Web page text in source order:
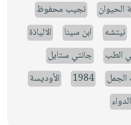
الحيوان
نجيب محفوظ
نيتشه ابن سينا
الالياذة
الطب
جانتي ستايل
1984
الأوديسة